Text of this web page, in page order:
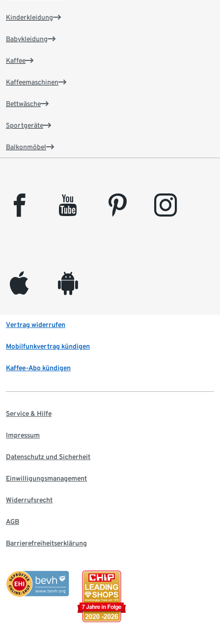
Kinderkleidung
Babykleidung
Kaffee
Kaffeemaschinen
Bettwäsche
Sportgeräte
Balkonmöbel
facebook youtube pinterest instagram
appleinc android
Vertrag widerrufen
Mobilfunkvertrag kündigen
Kaffee-Abo kündigen
Service & Hilfe
Impressum
Datenschutz und Sicherheit
Einwilligungsmanagement
Widerrufsrecht
AGB
Barrierefreiheitserklärung